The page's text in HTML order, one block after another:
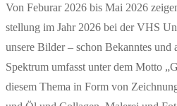
Von Feburar 2026 bis Mai 2026
stel­lung im Jahr 2026 bei der VHS
unse­re Bil­der – schon Bekann­tes und
Spek­trum umfasst unter dem Mot­to
die­sem The­ma in Form von